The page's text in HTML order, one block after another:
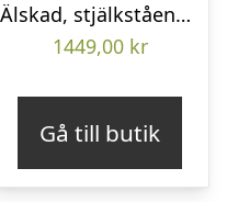
Älskad, stjälkstående bukett
1449,00 kr
Gå till butik